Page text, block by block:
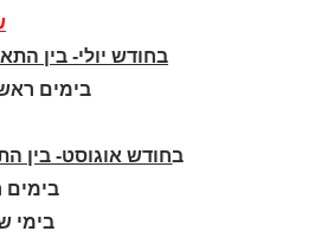
בחודש יולי- בין התאריכים 31.7.26-1.7.26
בימים ראשון,
בחודש אוגוסט- בין התאריכים 31.8.26-1.8.26
בימים
בימי שלישי: